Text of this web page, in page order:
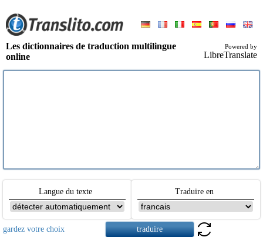
Les dictionnaires de traduction multilingue
online
Powered by
LibreTranslate
Langue du texte Traduire en
gardez votre choix